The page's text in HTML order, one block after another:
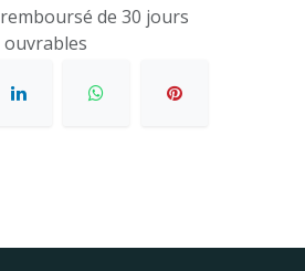
de 30 jours
ouvrables